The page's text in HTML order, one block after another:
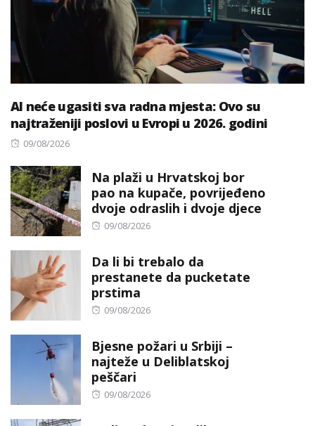
AI neće ugasiti sva radna mjesta: Ovo su
najtraženiji poslovi u Evropi u 2026. godini
Posted
09/08/2026
Na plaži u Hrvatskoj bor
pao na kupače, povrijeđeno
dvoje odraslih i dvoje djece
Posted
09/08/2026
Da li bi trebalo da
prestanete da pucketate
prstima
Posted
09/08/2026
Bjesne požari u Srbiji –
najteže u Deliblatskoj
peščari
Posted
09/08/2026